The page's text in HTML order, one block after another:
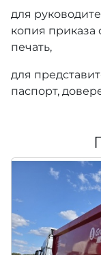
для
копия приказа
печать,
для
паспорт,